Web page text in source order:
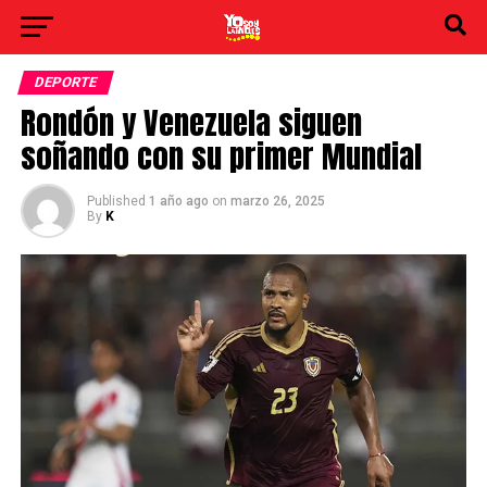
DEPORTE
Rondón y Venezuela siguen
soñando con su primer Mundial
Published 1 año ago on marzo 26, 2025
By K